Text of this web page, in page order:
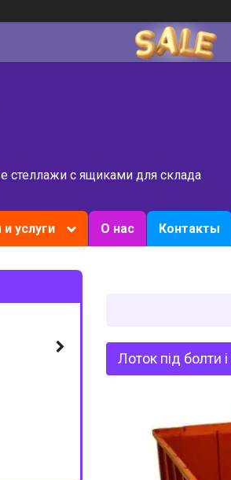
стеллажи с ящиками для склада
услуги О нас Контакты
Лоток під болти